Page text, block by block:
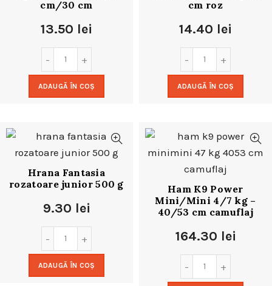
cm/30 cm
13.50 lei
ADAUGĂ ÎN COȘ
cm roz
14.40 lei
ADAUGĂ ÎN COȘ
Hrana Fantasia
rozatoare junior 500 g
9.30 lei
ADAUGĂ ÎN COȘ
Ham K9 Power
Mini/Mini 4/7 kg –
40/53 cm camuflaj
164.30 lei